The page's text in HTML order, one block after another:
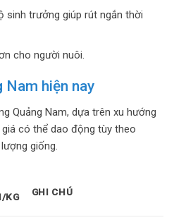
sinh trưởng giúp rút ngắn thời
cho người nuôi.
Nam hiện nay
Quảng Nam, dựa trên xu hướng
có thể dao động tùy theo
giống.
KG
GHI CHÚ